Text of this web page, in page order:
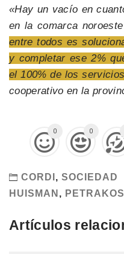
«Hay un vacío en
en la comarca
entre todos es
y completar ese 2%
el 100% de los servicios
cooperativo en la
0 0
CORDI , SOCIEDAD
HUISMAN ,
Artículos